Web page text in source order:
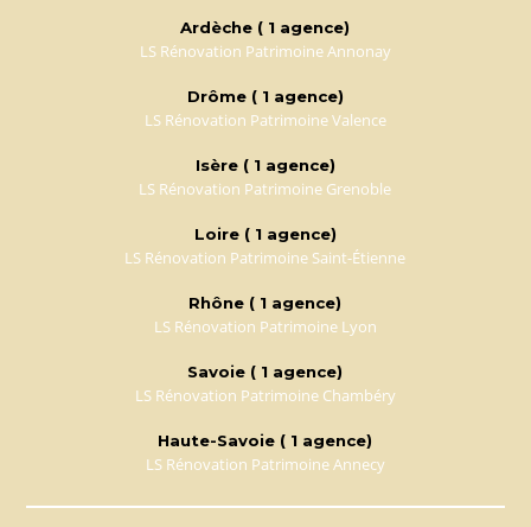
Ardèche ( 1 agence)
LS Rénovation Patrimoine Annonay
Drôme ( 1 agence)
LS Rénovation Patrimoine Valence
Isère ( 1 agence)
LS Rénovation Patrimoine Grenoble
Loire ( 1 agence)
LS Rénovation Patrimoine Saint-Étienne
Rhône ( 1 agence)
LS Rénovation Patrimoine Lyon
Savoie ( 1 agence)
LS Rénovation Patrimoine Chambéry
Haute-Savoie ( 1 agence)
LS Rénovation Patrimoine Annecy